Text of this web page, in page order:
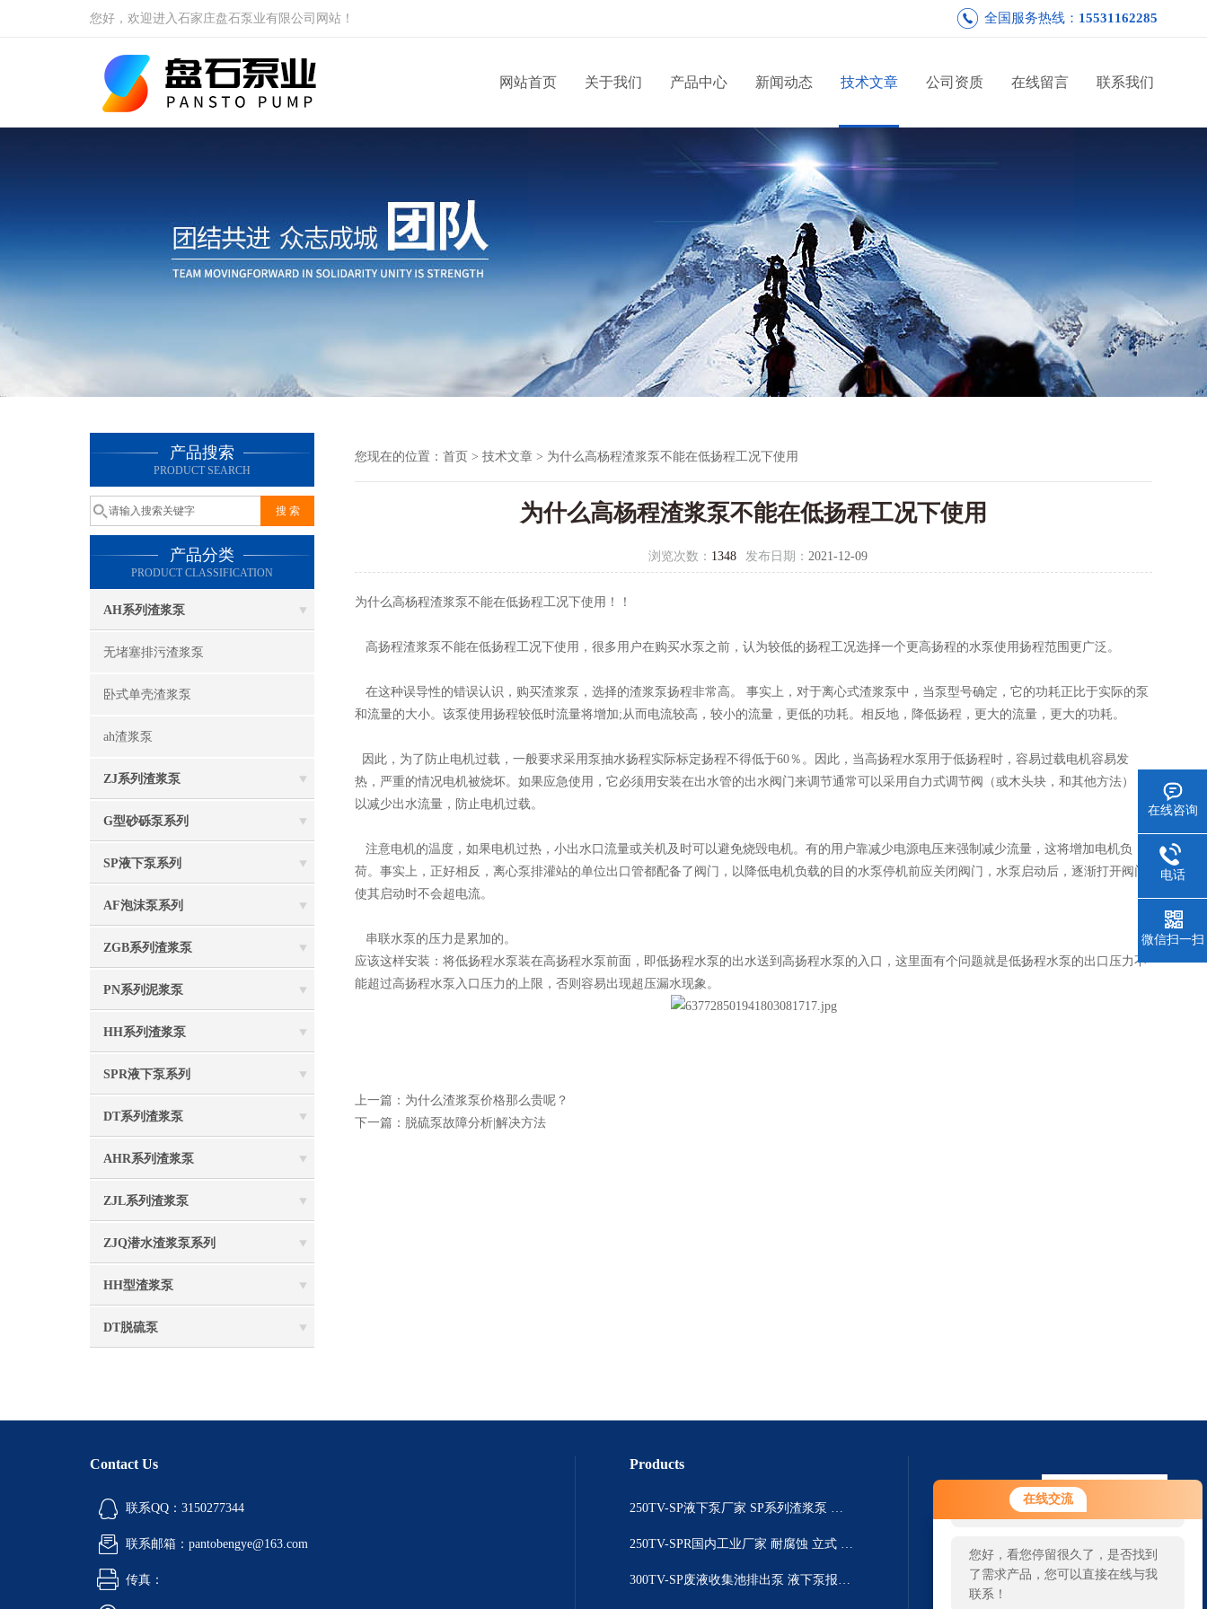
在线交流
您好！欢迎前来咨询，很高兴为您
服务，请问您要咨询什么问题呢？
您好，看您停留很久了，是否找到
了需求产品，您可以直接在线与我
联系！
您好，欢迎进入石家庄盘石泵业有限公司网站！ 全国服务热线： 15531162285
网站首页 关于我们 产品中心 新闻动态 技术文章 公司资质 在线留言 联系我们
产品搜索
PRODUCT SEARCH
产品分类
PRODUCT CLASSIFICATION
AH系列渣浆泵
无堵塞排污渣浆泵
卧式单壳渣浆泵
ah渣浆泵
ZJ系列渣浆泵
G型砂砾泵系列
SP液下泵系列
AF泡沫泵系列
ZGB系列渣浆泵
PN系列泥浆泵
HH系列渣浆泵
SPR液下泵系列
DT系列渣浆泵
AHR系列渣浆泵
ZJL系列渣浆泵
ZJQ潜水渣浆泵系列
HH型渣浆泵
DT脱硫泵
您现在的位置： 首页 > 技术文章 > 为什么高杨程渣浆泵不能在低扬程工况下使用
为什么高杨程渣浆泵不能在低扬程工况下使用
浏览次数： 1348 发布日期： 2021-12-09
为什么高杨程渣浆泵不能在低扬程工况下使用！！
高扬程渣浆泵不能在低扬程工况下使用，很多用户在购买水泵之前，认为较低的扬程工况选择一个更高扬程的水泵使用扬程范围更广泛。
在这种误导性的错误认识，购买渣浆泵，选择的渣浆泵扬程非常高。 事实上，对于离心式渣浆泵中，当泵型号确定，它的功耗正比于实际的泵
和流量的大小。该泵使用扬程较低时流量将增加;从而电流较高，较小的流量，更低的功耗。相反地，降低扬程，更大的流量，更大的功耗。
因此，为了防止电机过载，一般要求采用泵抽水扬程实际标定扬程不得低于60％。因此，当高扬程水泵用于低扬程时，容易过载电机容易发
热，严重的情况电机被烧坏。如果应急使用，它必须用安装在出水管的出水阀门来调节通常可以采用自力式调节阀（或木头块，和其他方法），
以减少出水流量，防止电机过载。
注意电机的温度，如果电机过热，小出水口流量或关机及时可以避免烧毁电机。有的用户靠减少电源电压来强制减少流量，这将增加电机负
荷。事实上，正好相反，离心泵排灌站的单位出口管都配备了阀门，以降低电机负载的目的水泵停机前应关闭阀门，水泵启动后，逐渐打开阀门
使其启动时不会超电流。
串联水泵的压力是累加的。
应该这样安装：将低扬程水泵装在高扬程水泵前面，即低扬程水泵的出水送到高扬程水泵的入口，这里面有个问题就是低扬程水泵的出口压力不
能超过高扬程水泵入口压力的上限，否则容易出现超压漏水现象。
上一篇： 为什么渣浆泵价格那么贵呢？
下一篇： 脱硫泵故障分析|解决方法
Contact Us
联系QQ：3150277344
联系邮箱：pantobengye@163.com
传真：
Products
250TV-SP液下泵厂家 SP系列渣浆泵 耐磨耐腐
250TV-SPR国内工业厂家 耐腐蚀 立式 SPR液下泵系列 液下泵生产
300TV-SP废液收集池排出泵 液下泵报价 SP系列渣浆泵
在线咨询
电话
微信扫一扫